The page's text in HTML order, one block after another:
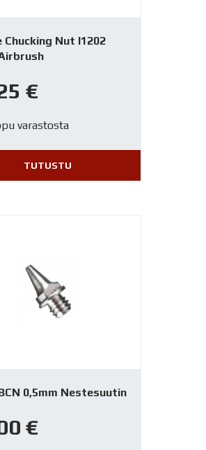
Chucking Nut I1202
€
varastosta
TUTUSTU
0,5mm Nestesuutin
€